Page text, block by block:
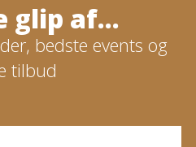
glip af...
bedste events og
tilbud